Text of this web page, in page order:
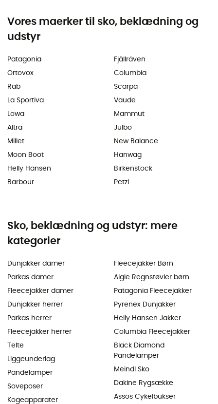
Vores maerker til sko, beklædning og
udstyr
Patagonia
Ortovox
Rab
La Sportiva
Lowa
Altra
Millet
Moon Boot
Helly Hansen
Barbour
Fjällräven
Columbia
Scarpa
Vaude
Mammut
Julbo
New Balance
Hanwag
Birkenstock
Petzl
Sko, beklædning og udstyr: mere
kategorier
Dunjakker damer
Parkas damer
Fleecejakker damer
Dunjakker herrer
Parkas herrer
Fleecejakker herrer
Telte
Liggeunderlag
Pandelamper
Soveposer
Kogeapparater
Fleecejakker Børn
Aigle Regnstøvler børn
Patagonia Fleecejakker
Pyrenex Dunjakker
Helly Hansen Jakker
Columbia Fleecejakker
Black Diamond
Pandelamper
Meindl Sko
Dakine Rygsække
Assos Cykelbukser